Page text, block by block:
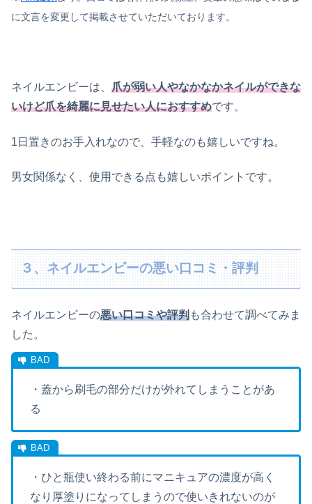
に文言を変更して掲載させていただいております。
ネイルエンビーは、 爪が弱い人やなかなかネイルができな
いけど爪を綺麗に見せたい人におすすめです。
1日置きのお手入れなので、手軽なのも嬉しいですね。
男女関係なく、使用できる点も嬉しいポイントです。
３、ネイルエンビーの悪い口コミ・評判
ネイルエンビーの悪い口コミや評判も合わせて調べてみま
した。
・蓋から刷毛の部分だけが外れてしまうことがあ
る
・ひと瓶使い終わる前にマニキュアの濃度が高く
なり厚塗りになってしまうので使いきれないのが